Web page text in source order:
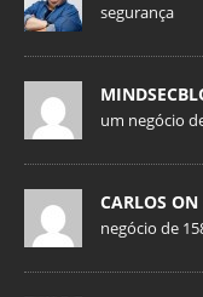
segurança
um negócio
CARLOS ON
negócio de